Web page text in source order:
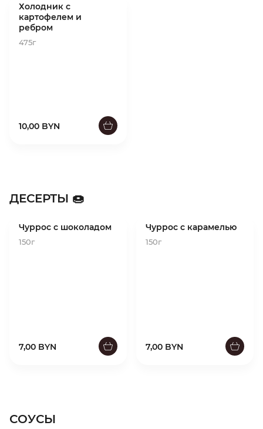
Холодник с
картофелем и
ребром
475г
10,00 BYN
ДЕСЕРТЫ 🍩
Чуррос с шоколадом
150г
7,00 BYN
Чуррос с карамелью
150г
7,00 BYN
СОУСЫ